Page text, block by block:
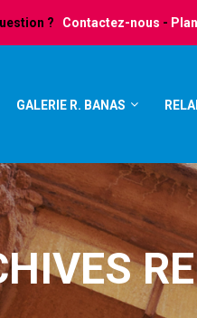
? Contactez-nous -
GALERIE R. BANAS